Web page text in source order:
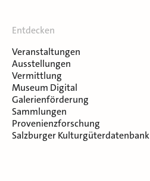
Entdecken
Veranstaltungen
Ausstellungen
Vermittlung
Museum Digital
Galerienförderung
Sammlungen
Provenienzforschung
Salzburger Kulturgüterdatenbank